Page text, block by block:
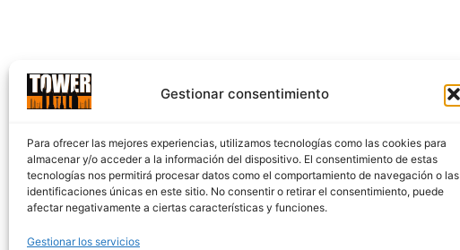
Gestionar consentimiento
Para ofrecer las mejores experiencias, utilizamos tecnologías como las cookies para
almacenar y/o acceder a la información del dispositivo. El consentimiento de estas
tecnologías nos permitirá procesar datos como el comportamiento de navegación o las
identificaciones únicas en este sitio. No consentir o retirar el consentimiento, puede
afectar negativamente a ciertas características y funciones.
Gestionar los servicios